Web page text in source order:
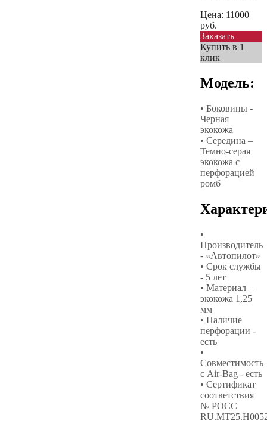
Цена: 11000
руб.
Заказать
Купить в 1
клик
Модель:
• Боковины -
Черная
экокожа
• Середина –
Темно-серая
экокожа с
перфорацией
ромб
•
Производитель
- «Автопилот»
• Срок службы
- 5 лет
• Материал –
экокожа 1,25
мм
• Наличие
перфорации -
есть
•
Совместимость
с Air-Bag - есть
• Сертификат
соответствия
№ РОСС